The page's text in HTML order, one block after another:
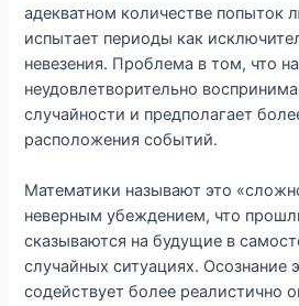
адекватном количестве попыток
испытает периоды как
невезения. Проблема в том, что
неудовлетворительно
случайности и предполагает
расположения событий.
Математики называют это
неверным убеждением, что
сказываются на будущие в
случайных ситуациях. Осознание
содействует более реалистично